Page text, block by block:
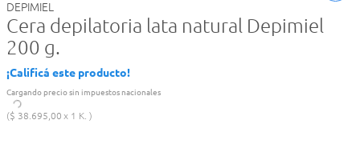
DEPIMIEL
Cera depilatoria lata natural Depimiel
200 g.
¡Calificá este producto!
Cargando precio sin impuestos nacionales
$ 38.695,00 1 K.